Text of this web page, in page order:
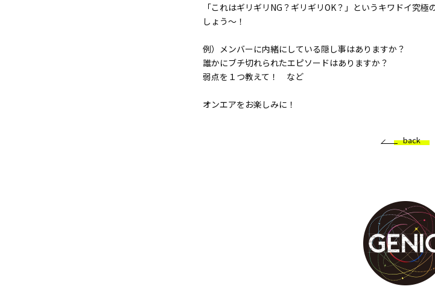
「これはギリギリNG？ギリギリOK？」というキワドイ究
しょう～！
例）メンバーに内緒にしている隠し事はありますか？
誰かにブチ切れられたエピソードはありますか？
弱点を１つ教えて！ など
オンエアをお楽しみに！
back